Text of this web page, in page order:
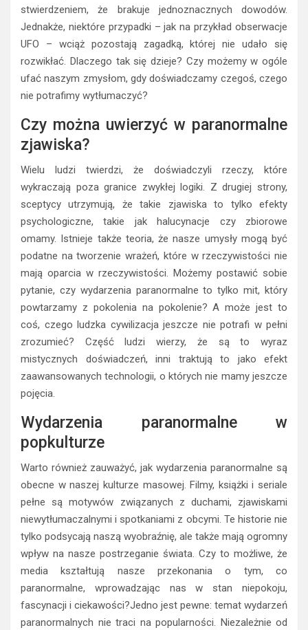
stwierdzeniem, że brakuje jednoznacznych dowodów.
Jednakże, niektóre przypadki – jak na przykład obserwacje
UFO – wciąż pozostają zagadką, której nie udało się
rozwikłać. Dlaczego tak się dzieje? Czy możemy w ogóle
ufać naszym zmysłom, gdy doświadczamy czegoś, czego
nie potrafimy wytłumaczyć?
Czy można uwierzyć w paranormalne
zjawiska?
Wielu ludzi twierdzi, że doświadczyli rzeczy, które
wykraczają poza granice zwykłej logiki. Z drugiej strony,
sceptycy utrzymują, że takie zjawiska to tylko efekty
psychologiczne, takie jak halucynacje czy zbiorowe
omamy. Istnieje także teoria, że nasze umysły mogą być
podatne na tworzenie wrażeń, które w rzeczywistości nie
mają oparcia w rzeczywistości. Możemy postawić sobie
pytanie, czy wydarzenia paranormalne to tylko mit, który
powtarzamy z pokolenia na pokolenie? A może jest to
coś, czego ludzka cywilizacja jeszcze nie potrafi w pełni
zrozumieć? Część ludzi wierzy, że są to wyraz
mistycznych doświadczeń, inni traktują to jako efekt
zaawansowanych technologii, o których nie mamy jeszcze
pojęcia.
Wydarzenia paranormalne w
popkulturze
Warto również zauważyć, jak wydarzenia paranormalne są
obecne w naszej kulturze masowej. Filmy, książki i seriale
pełne są motywów związanych z duchami, zjawiskami
niewytłumaczalnymi i spotkaniami z obcymi. Te historie nie
tylko podsycają naszą wyobraźnię, ale także mają ogromny
wpływ na nasze postrzeganie świata. Czy to możliwe, że
media kształtują nasze przekonania o tym, co
paranormalne, wprowadzając nas w stan niepokoju,
fascynacji i ciekawości?Jedno jest pewne: temat wydarzeń
paranormalnych nie traci na popularności. Niezależnie od